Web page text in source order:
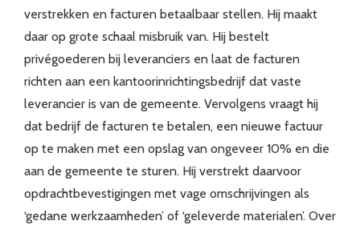
verstrekken en facturen betaalbaar stellen. Hij maakt
daar op grote schaal misbruik van. Hij bestelt
privégoederen bij leveranciers en laat de facturen
richten aan een kantoorinrichtingsbedrijf dat vaste
leverancier is van de gemeente. Vervolgens vraagt hij
dat bedrijf de facturen te betalen, een nieuwe factuur
op te maken met een opslag van ongeveer 10% en die
aan de gemeente te sturen. Hij verstrekt daarvoor
opdrachtbevestigingen met vage omschrijvingen als
‘gedane werkzaamheden’ of ‘geleverde materialen’. Over